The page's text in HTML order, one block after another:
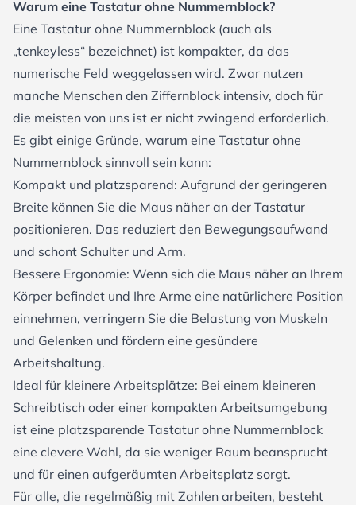
Warum eine Tastatur ohne Nummernblock?
Eine Tastatur ohne Nummernblock (auch als
„tenkeyless“ bezeichnet) ist kompakter, da das
numerische Feld weggelassen wird. Zwar nutzen
manche Menschen den Ziffernblock intensiv, doch für
die meisten von uns ist er nicht zwingend erforderlich.
Es gibt einige Gründe, warum eine Tastatur ohne
Nummernblock sinnvoll sein kann:
Kompakt und platzsparend: Aufgrund der geringeren
Breite können Sie die Maus näher an der Tastatur
positionieren. Das reduziert den Bewegungsaufwand
und schont Schulter und Arm.
Bessere Ergonomie: Wenn sich die Maus näher an Ihrem
Körper befindet und Ihre Arme eine natürlichere Position
einnehmen, verringern Sie die Belastung von Muskeln
und Gelenken und fördern eine gesündere
Arbeitshaltung.
Ideal für kleinere Arbeitsplätze: Bei einem kleineren
Schreibtisch oder einer kompakten Arbeitsumgebung
ist eine platzsparende Tastatur ohne Nummernblock
eine clevere Wahl, da sie weniger Raum beansprucht
und für einen aufgeräumten Arbeitsplatz sorgt.
Für alle, die regelmäßig mit Zahlen arbeiten, besteht